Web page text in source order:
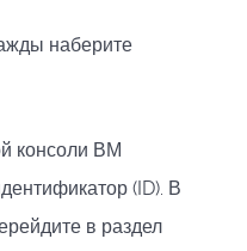
наберите
консоли ВМ
(ID). В
в раздел